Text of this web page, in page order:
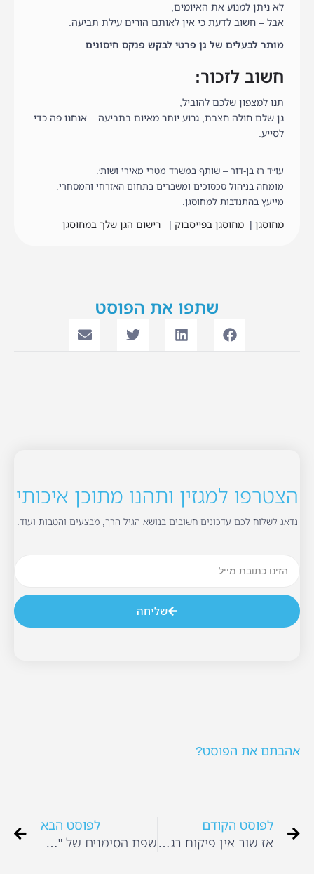
לא ניתן למנוע את האיומים,
אבל – חשוב לדעת כי אין לאותם הורים עילת תביעה.
מותר לבעלים של גן פרטי לבקש פנקס חיסונים.
חשוב לזכור:
תנו למצפון שלכם להוביל,
גן שלם חולה חצבת, גרוע יותר מאיום בתביעה – אנחנו פה כדי
לסייע.
עו״ד רז בן-דור – שותף במשרד מטרי מאירי ושות׳.
מומחה בניהול סכסוכים ומשברים בתחום האזרחי והמסחרי.
מייעץ בהתנדבות למחוסגן.
מחוסגן | מחוסגן בפייסבוק| רישום הגן שלך במחוסגן
שתפו את הפוסט
הצטרפו למגזין ותהנו מתוכן איכותי
נדאג לשלוח לכם עדכונים חשובים בנושא הגיל הרך, מבצעים והטבות ועוד.
שליחה
אהבתם את הפוסט?
לפוסט הקודם
אז שוב אין פיקוח בגני ילדים פרטיים
לפוסט הבא
שפת הסימנים של "קטינא"